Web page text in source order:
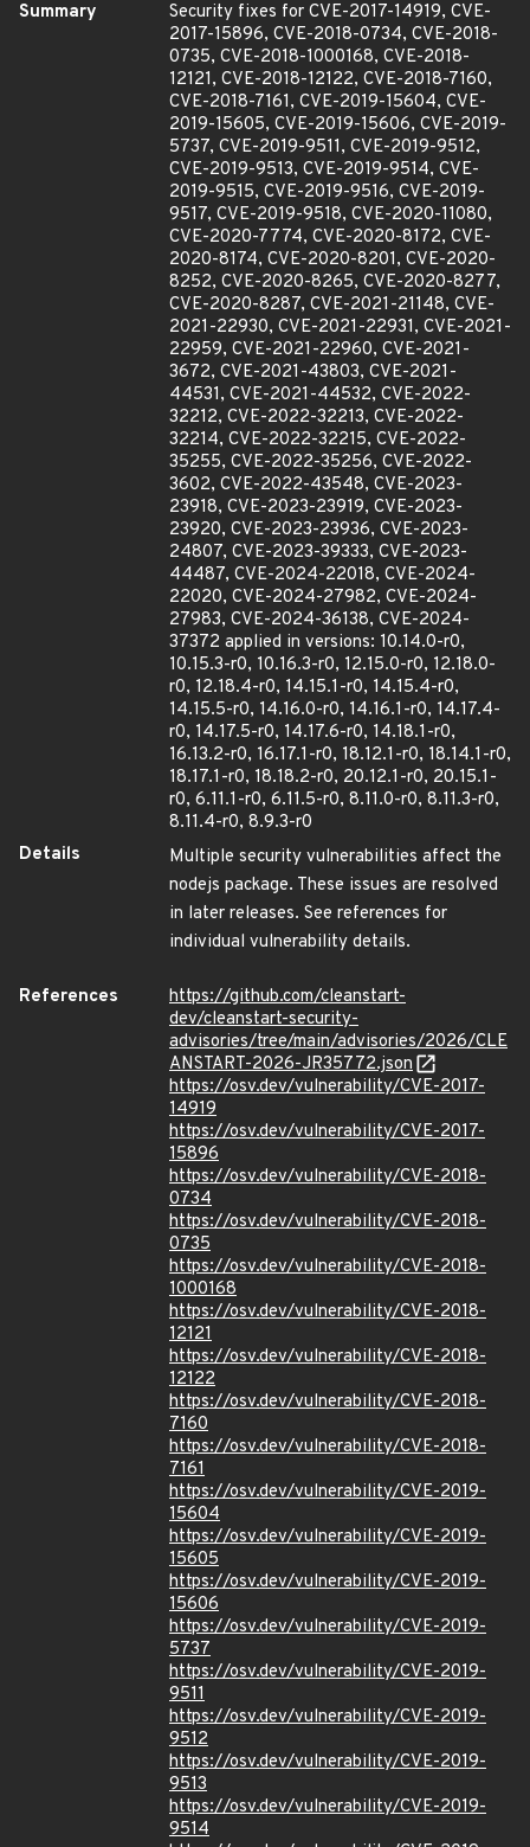
Summary
Security fixes for CVE-2017-14919, CVE-
2017-15896, CVE-2018-0734, CVE-2018-
0735, CVE-2018-1000168, CVE-2018-
12121, CVE-2018-12122, CVE-2018-7160,
CVE-2018-7161, CVE-2019-15604, CVE-
2019-15605, CVE-2019-15606, CVE-2019-
5737, CVE-2019-9511, CVE-2019-9512,
CVE-2019-9513, CVE-2019-9514, CVE-
2019-9515, CVE-2019-9516, CVE-2019-
9517, CVE-2019-9518, CVE-2020-11080,
CVE-2020-7774, CVE-2020-8172, CVE-
2020-8174, CVE-2020-8201, CVE-2020-
8252, CVE-2020-8265, CVE-2020-8277,
CVE-2020-8287, CVE-2021-21148, CVE-
2021-22930, CVE-2021-22931, CVE-2021-
22959, CVE-2021-22960, CVE-2021-
3672, CVE-2021-43803, CVE-2021-
44531, CVE-2021-44532, CVE-2022-
32212, CVE-2022-32213, CVE-2022-
32214, CVE-2022-32215, CVE-2022-
35255, CVE-2022-35256, CVE-2022-
3602, CVE-2022-43548, CVE-2023-
23918, CVE-2023-23919, CVE-2023-
23920, CVE-2023-23936, CVE-2023-
24807, CVE-2023-39333, CVE-2023-
44487, CVE-2024-22018, CVE-2024-
22020, CVE-2024-27982, CVE-2024-
27983, CVE-2024-36138, CVE-2024-
37372 applied in versions: 10.14.0-r0,
10.15.3-r0, 10.16.3-r0, 12.15.0-r0, 12.18.0-
r0, 12.18.4-r0, 14.15.1-r0, 14.15.4-r0,
14.15.5-r0, 14.16.0-r0, 14.16.1-r0, 14.17.4-
r0, 14.17.5-r0, 14.17.6-r0, 14.18.1-r0,
16.13.2-r0, 16.17.1-r0, 18.12.1-r0, 18.14.1-r0,
18.17.1-r0, 18.18.2-r0, 20.12.1-r0, 20.15.1-
r0, 6.11.1-r0, 6.11.5-r0, 8.11.0-r0, 8.11.3-r0,
8.11.4-r0, 8.9.3-r0
Details
Multiple security vulnerabilities affect the
nodejs package. These issues are resolved
in later releases. See references for
individual vulnerability details.
References
https://github.com/cleanstart-
dev/cleanstart-security-
advisories/tree/main/advisories/2026/CLE
ANSTART-2026-JR35772.json
https://osv.dev/vulnerability/CVE-2017-
14919
https://osv.dev/vulnerability/CVE-2017-
15896
https://osv.dev/vulnerability/CVE-2018-
0734
https://osv.dev/vulnerability/CVE-2018-
0735
https://osv.dev/vulnerability/CVE-2018-
1000168
https://osv.dev/vulnerability/CVE-2018-
12121
https://osv.dev/vulnerability/CVE-2018-
12122
https://osv.dev/vulnerability/CVE-2018-
7160
https://osv.dev/vulnerability/CVE-2018-
7161
https://osv.dev/vulnerability/CVE-2019-
15604
https://osv.dev/vulnerability/CVE-2019-
15605
https://osv.dev/vulnerability/CVE-2019-
15606
https://osv.dev/vulnerability/CVE-2019-
5737
https://osv.dev/vulnerability/CVE-2019-
9511
https://osv.dev/vulnerability/CVE-2019-
9512
https://osv.dev/vulnerability/CVE-2019-
9513
https://osv.dev/vulnerability/CVE-2019-
9514